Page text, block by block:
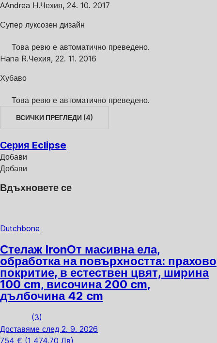
AAndrea H.Чехия, 24. 10. 2017
Супер луксозен дизайн
Това ревю е автоматично преведено.
Hana R.Чехия, 22. 11. 2016
Хубаво
Това ревю е автоматично преведено.
ВСИЧКИ ПРЕГЛЕДИ (4)
Серия Eclipse
Добави
Добави
Вдъхновете се
Dutchbone
Стелаж IronОт масивна ела,
oбработка на повърхността: прахово
покритие, в естествен цвят, ширина
100 cm, височина 200 cm,
дълбочина 42 cm
(3)
Доставяме след 2. 9. 2026
754 € (1 474,70 Лв)